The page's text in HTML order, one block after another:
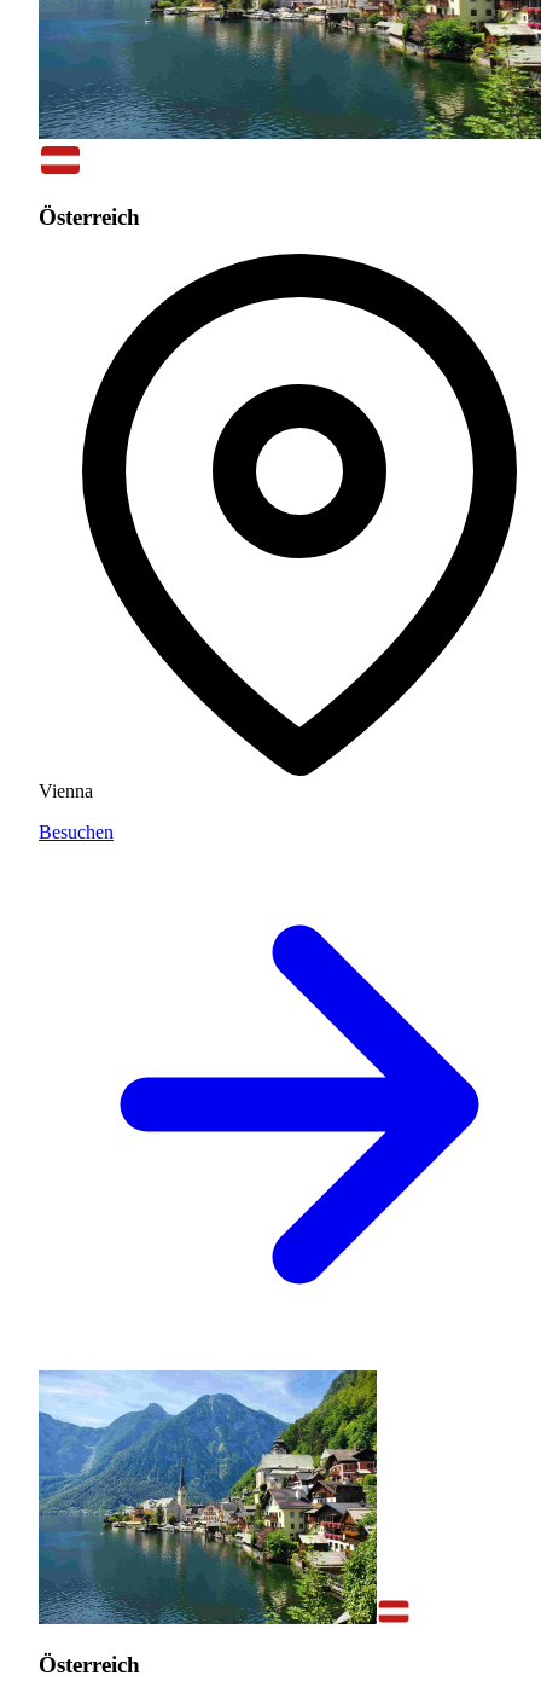
Österreich
Vienna
Besuchen
Österreich